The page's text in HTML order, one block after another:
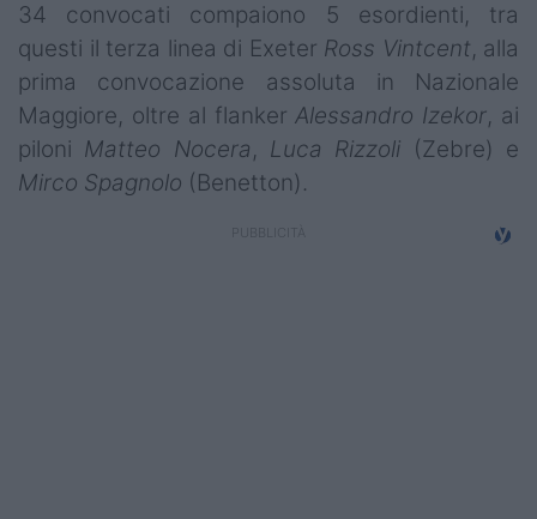
Mercato
Serie A Elite
Campionati
Serie A
34 convocati compaiono 5 esordienti, tra
questi il terza linea di Exeter Ross Vintcent, alla
prima convocazione assoluta in Nazionale
Maggiore, oltre al flankerAlessandro Izekor, ai
piloni Matteo Nocera, Luca Rizzoli (Zebre) e
Mirco Spagnolo (Benetton).